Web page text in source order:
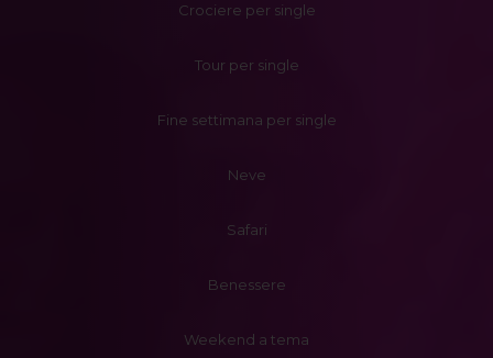
Crociere per single
Tour per single
Fine settimana per single
Neve
Safari
Benessere
Weekend a tema